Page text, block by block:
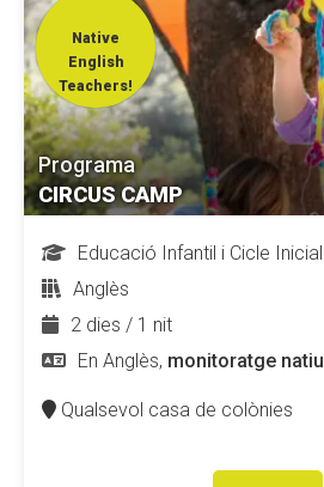
Native
English
Teachers!
Programa
CIRCUS CAMP
Educació Infantil i Cicle Inicial
Anglès
2 dies / 1 nit
En Anglès, monitoratge natiu
Qualsevol casa de colònies